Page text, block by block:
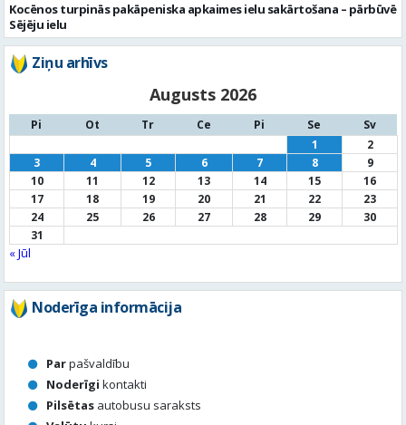
Kocēnos turpinās pakāpeniska apkaimes ielu sakārtošana – pārbūvē
Sējēju ielu
Ziņu arhīvs
Augusts 2026
Pi Ot Tr Ce Pi Se
Sv
1
2
3
4 5 6 7 8
9
10
11 12 13 14 15
16
17
18 19 20 21 22
23
24
25 26 27 28 29
30
31
« Jūl
Noderīga informācija
Parpašvaldību
Noderīgi kontakti
Pilsētas autobusu saraksts